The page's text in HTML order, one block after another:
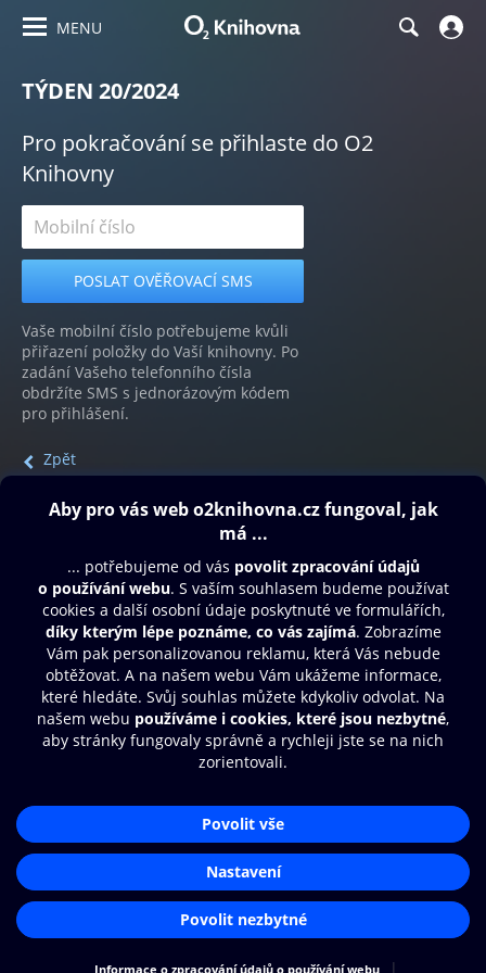
MENU
TÝDEN 20/2024
Pro pokračování se přihlaste do O2
Knihovny
Vaše mobilní číslo potřebujeme kvůli
přiřazení položky do Vaší knihovny. Po
zadání Vašeho telefonního čísla
obdržíte SMS s jednorázovým kódem
pro přihlášení.
Zpět
Obsah ke stažení
Moje O2 Knihovna
Další zábava
© O2 Czech Republic a.s.
Přístupnost
Zásady zpracování osobních údajů
Nastavení cookies
Aplikace O2 Knihovna
Čti a poslouchej své e-knihy a
audioknihy rychleji a pohodlněji.